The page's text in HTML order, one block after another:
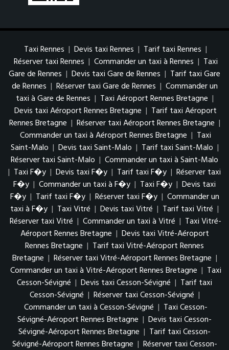
Taxi Rennes | Devis taxi Rennes | Tarif taxi Rennes |
Réserver taxi Rennes | Commander un taxi à Rennes | Taxi
Gare de Rennes | Devis taxi Gare de Rennes | Tarif taxi Gare
de Rennes | Réserver taxi Gare de Rennes | Commander un
taxi à Gare de Rennes | Taxi Aéroport Rennes Bretagne |
Devis taxi Aéroport Rennes Bretagne | Tarif taxi Aéroport
Rennes Bretagne | Réserver taxi Aéroport Rennes Bretagne |
Commander un taxi à Aéroport Rennes Bretagne | Taxi
Saint-Malo | Devis taxi Saint-Malo | Tarif taxi Saint-Malo |
Réserver taxi Saint-Malo | Commander un taxi à Saint-Malo
| Taxi F�y | Devis taxi F�y | Tarif taxi F�y | Réserver taxi
F�y | Commander un taxi à F�y | Taxi F�y | Devis taxi
F�y | Tarif taxi F�y | Réserver taxi F�y | Commander un
taxi à F�y | Taxi Vitré | Devis taxi Vitré | Tarif taxi Vitré |
Réserver taxi Vitré | Commander un taxi à Vitré | Taxi Vitré-
Aéroport Rennes Bretagne | Devis taxi Vitré-Aéroport
Rennes Bretagne | Tarif taxi Vitré-Aéroport Rennes
Bretagne | Réserver taxi Vitré-Aéroport Rennes Bretagne |
Commander un taxi à Vitré-Aéroport Rennes Bretagne | Taxi
Cesson-Sévigné | Devis taxi Cesson-Sévigné | Tarif taxi
Cesson-Sévigné | Réserver taxi Cesson-Sévigné |
Commander un taxi à Cesson-Sévigné | Taxi Cesson-
Sévigné-Aéroport Rennes Bretagne | Devis taxi Cesson-
Sévigné-Aéroport Rennes Bretagne | Tarif taxi Cesson-
Sévigné-Aéroport Rennes Bretagne | Réserver taxi Cesson-